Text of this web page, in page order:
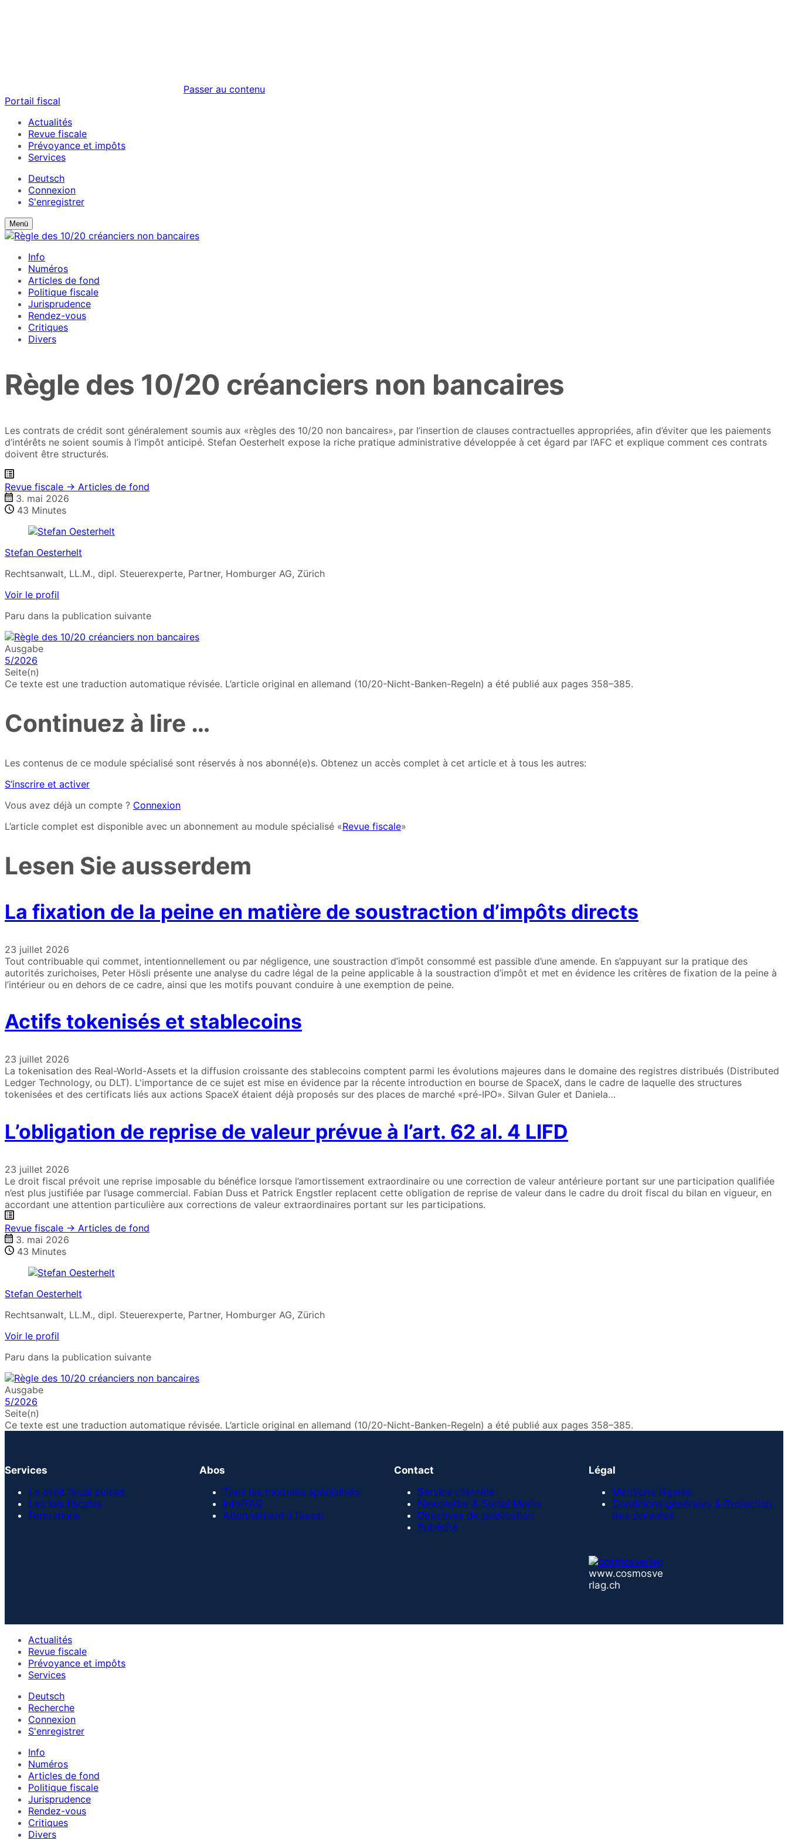
Passer au contenu
Portail fiscal
Actualités
Revue fiscale
Prévoyance et impôts
Services
Deutsch
Connexion
S'enregistrer
Suchformular
ein/ausblenden
Afficher
le
recherche
Menü
Info
Numéros
Articles de fond
Politique fiscale
Jurisprudence
Rendez-vous
Critiques
Divers
Règle des 10/20 créanciers non bancaires
Les contrats de crédit sont généralement soumis aux «règles des 10/20 non bancaires», par l’insertion de clauses contractuelles appropriées, afin d’éviter que les paiements
d’intérêts ne soient soumis à l’impôt anticipé. Stefan Oesterhelt expose la riche pratique administrative développée à cet égard par l’AFC et explique comment ces contrats
doivent être structurés.
Revue fiscale → Articles de fond
3. mai 2026
43 Minutes
Stefan Oesterhelt
Rechtsanwalt, LL.M., dipl. Steuerexperte, Partner, Homburger AG, Zürich
Voir le profil
Paru dans la publication suivante
Ausgabe
5/2026
Seite(n)
Ce texte est une traduction automatique révisée. L’article original en allemand (10/20-Nicht-Banken-Regeln) a été publié aux pages 358–385.
Continuez à lire …
Les contenus de ce module spécialisé sont réservés à nos abonné(e)s. Obtenez un accès complet à cet article et à tous les autres:
S’inscrire et activer
Vous avez déjà un compte ? Connexion
L’article complet est disponible avec un abonnement au module spécialisé «Revue fiscale»
Lesen Sie ausserdem
La fixation de la peine en matière de soustraction d’impôts directs
23 juillet 2026
Tout contribuable qui commet, intentionnellement ou par négligence, une soustraction d’impôt consommé est passible d’une amende. En s’appuyant sur la pratique des
autorités zurichoises, Peter Hösli présente une analyse du cadre légal de la peine applicable à la soustraction d’impôt et met en évidence les critères de fixation de la peine à
l’intérieur ou en dehors de ce cadre, ainsi que les motifs pouvant conduire à une exemption de peine.
Actifs tokenisés et stablecoins
23 juillet 2026
La tokenisation des Real-World-Assets et la diffusion croissante des stablecoins comptent parmi les évolutions majeures dans le domaine des registres distribués (Distributed
Ledger Technology, ou DLT). L'importance de ce sujet est mise en évidence par la récente introduction en bourse de SpaceX, dans le cadre de laquelle des structures
tokenisées et des certificats liés aux actions SpaceX étaient déjà proposés sur des places de marché «pré-IPO». Silvan Guler et Daniela…
L’obligation de reprise de valeur prévue à l’art. 62 al. 4 LIFD
23 juillet 2026
Le droit fiscal prévoit une reprise imposable du bénéfice lorsque l’amortissement extraordinaire ou une correction de valeur antérieure portant sur une participation qualifiée
n’est plus justifiée par l’usage commercial. Fabian Duss et Patrick Engstler replacent cette obligation de reprise de valeur dans le cadre du droit fiscal du bilan en vigueur, en
accordant une attention particulière aux corrections de valeur extraordinaires portant sur les participations.
Revue fiscale → Articles de fond
3. mai 2026
43 Minutes
Stefan Oesterhelt
Rechtsanwalt, LL.M., dipl. Steuerexperte, Partner, Homburger AG, Zürich
Voir le profil
Paru dans la publication suivante
Ausgabe
5/2026
Seite(n)
Ce texte est une traduction automatique révisée. L’article original en allemand (10/20-Nicht-Banken-Regeln) a été publié aux pages 358–385.
Services
Le droit fiscal suisse
Les lois fiscales
Formations
Abos
Tous les modules spécialisés
Info/FAQ
Abonnement à l’essai
Contact
Service clientèle
Newsletter & Social Media
Directives de publication
Publicité
Légal
Mentions légales
Conditions générales & Protection
des données
www.cosmosve
rlag.ch
Actualités
Revue fiscale
Prévoyance et impôts
Services
Deutsch
Recherche
Connexion
S'enregistrer
Info
Numéros
Articles de fond
Politique fiscale
Jurisprudence
Rendez-vous
Critiques
Divers